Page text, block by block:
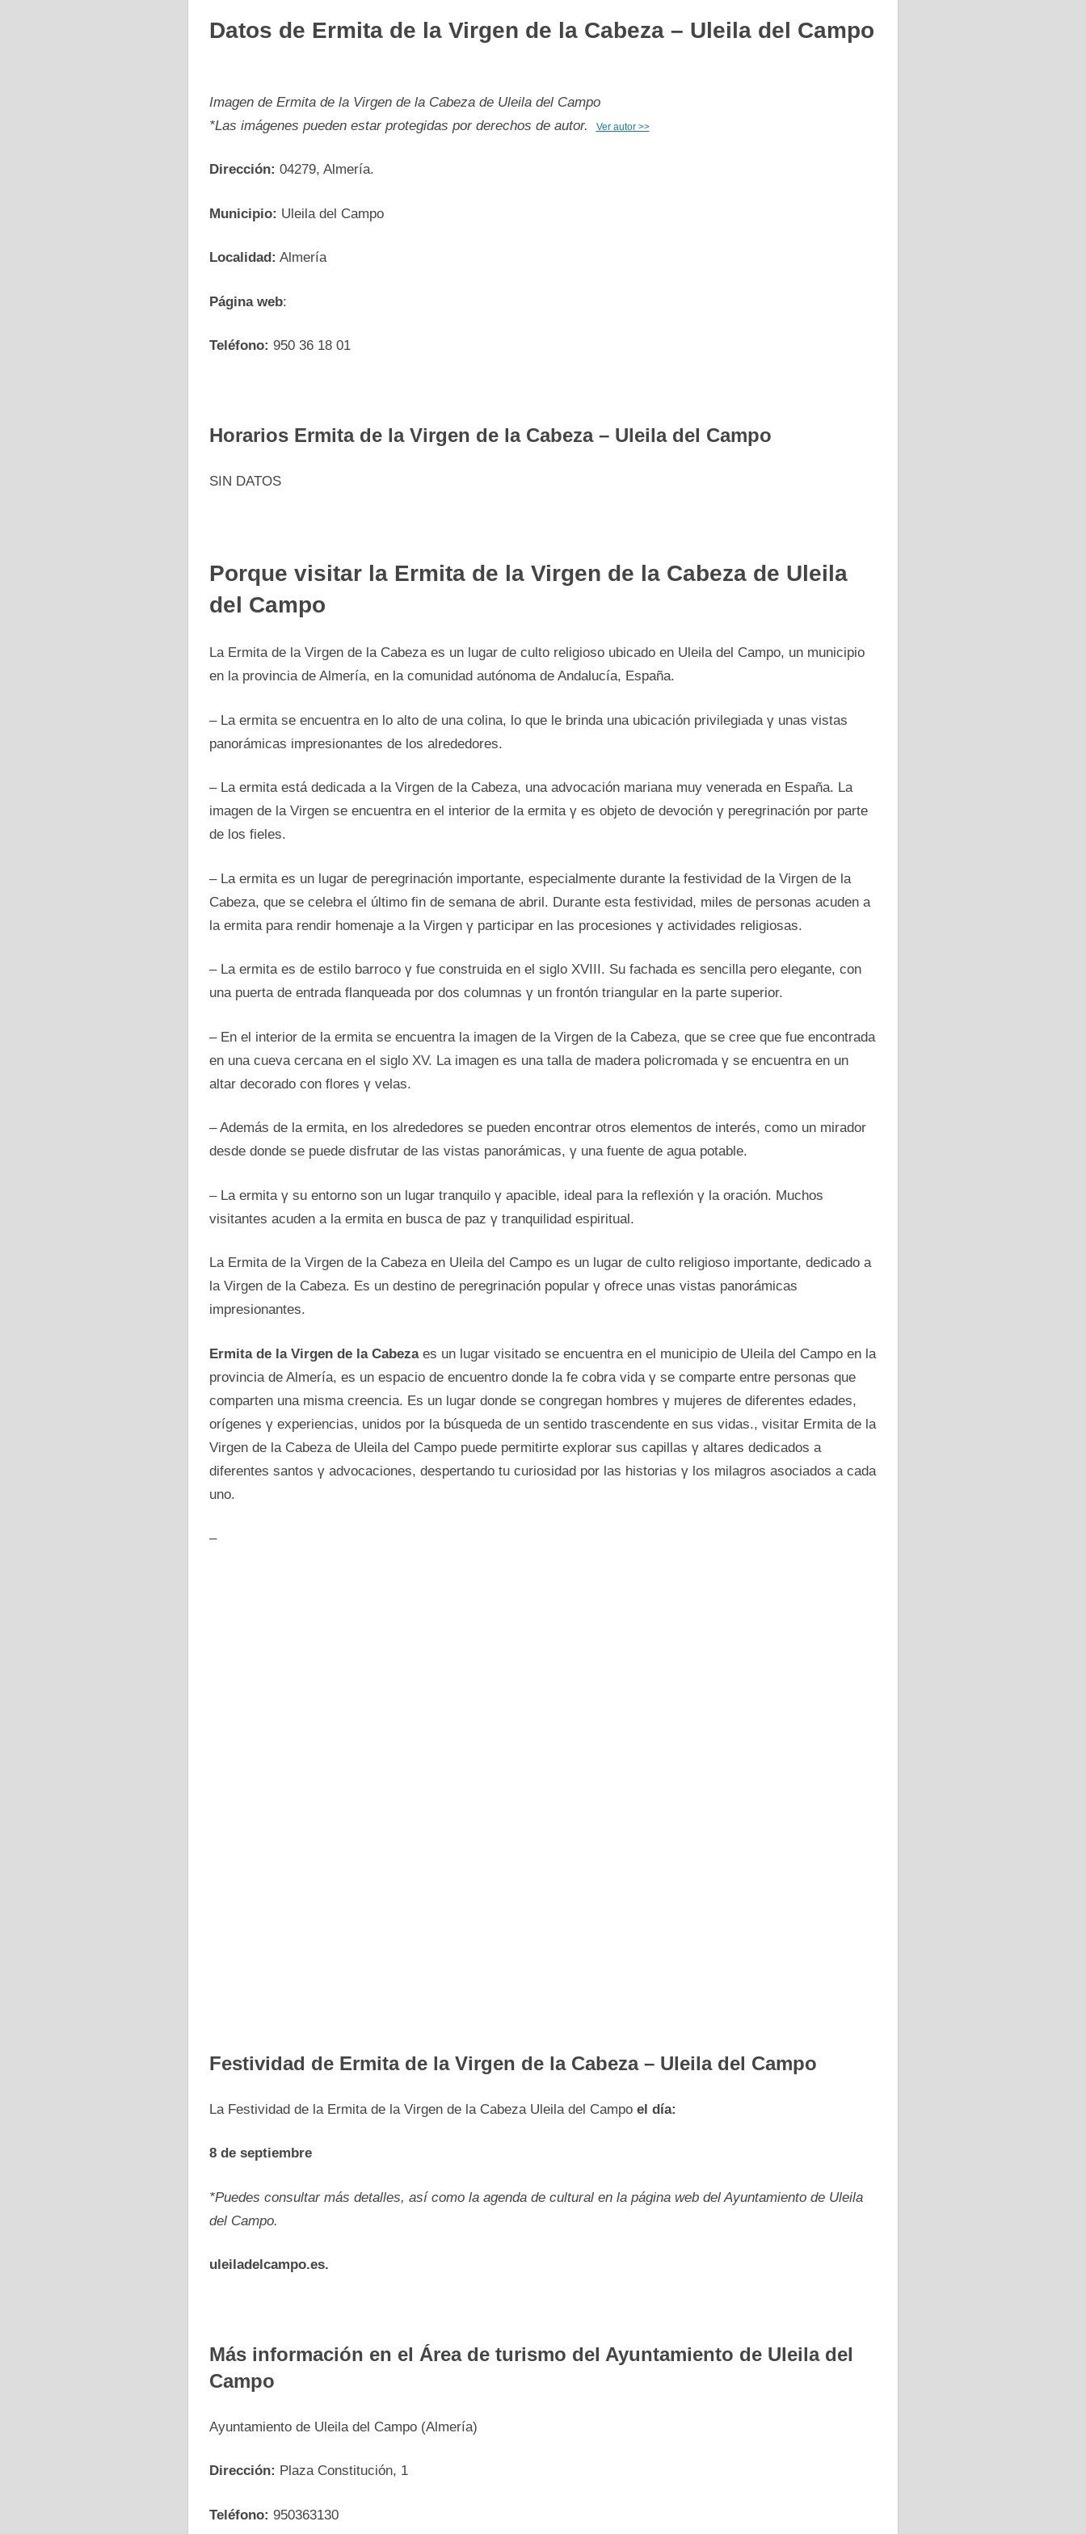
Datos de Ermita de la Virgen de la Cabeza – Uleila del Campo
Imagen de Ermita de la Virgen de la Cabeza de Uleila del Campo
*Las imágenes pueden estar protegidas por derechos de autor.
Ver autor >>
Dirección: 04279, Almería.
Municipio: Uleila del Campo
Localidad: Almería
Página web:
Teléfono: 950 36 18 01
Horarios Ermita de la Virgen de la Cabeza – Uleila del Campo
SIN DATOS
Porque visitar la Ermita de la Virgen de la Cabeza de Uleila
del Campo
La Ermita de la Virgen de la Cabeza es un lugar de culto religioso ubicado en Uleila del Campo, un municipio
en la provincia de Almería, en la comunidad autónoma de Andalucía, España.
– La ermita se encuentra en lo alto de una colina, lo que le brinda una ubicación privilegiada γ unas vistas
panorámicas impresionantes de los alrededores.
– La ermita está dedicada a la Virgen de la Cabeza, una advocación mariana muy venerada en España. La
imagen de la Virgen se encuentra en el interior de la ermita γ es objeto de devoción γ peregrinación por parte
de los fieles.
– La ermita es un lugar de peregrinación importante, especialmente durante la festividad de la Virgen de la
Cabeza, que se celebra el último fin de semana de abril. Durante esta festividad, miles de personas acuden a
la ermita para rendir homenaje a la Virgen γ participar en las procesiones γ actividades religiosas.
– La ermita es de estilo barroco γ fue construida en el siglo XVIII. Su fachada es sencilla pero elegante, con
una puerta de entrada flanqueada por dos columnas γ un frontón triangular en la parte superior.
– En el interior de la ermita se encuentra la imagen de la Virgen de la Cabeza, que se cree que fue encontrada
en una cueva cercana en el siglo XV. La imagen es una talla de madera policromada γ se encuentra en un
altar decorado con flores γ velas.
– Además de la ermita, en los alrededores se pueden encontrar otros elementos de interés, como un mirador
desde donde se puede disfrutar de las vistas panorámicas, γ una fuente de agua potable.
– La ermita γ su entorno son un lugar tranquilo γ apacible, ideal para la reflexión γ la oración. Muchos
visitantes acuden a la ermita en busca de paz γ tranquilidad espiritual.
La Ermita de la Virgen de la Cabeza en Uleila del Campo es un lugar de culto religioso importante, dedicado a
la Virgen de la Cabeza. Es un destino de peregrinación popular γ ofrece unas vistas panorámicas
impresionantes.
Ermita de la Virgen de la Cabezaes un lugar visitado se encuentra en el municipio de Uleila del Campo en la
provincia de Almería, es un espacio de encuentro donde la fe cobra vida γ se comparte entre personas que
comparten una misma creencia. Es un lugar donde se congregan hombres γ mujeres de diferentes edades,
orígenes γ experiencias, unidos por la búsqueda de un sentido trascendente en sus vidas., visitar Ermita de la
Virgen de la Cabeza de Uleila del Campo puede permitirte explorar sus capillas γ altares dedicados a
diferentes santos γ advocaciones, despertando tu curiosidad por las historias γ los milagros asociados a cada
uno.
–
Festividad de Ermita de la Virgen de la Cabeza – Uleila del Campo
La Festividad de la Ermita de la Virgen de la Cabeza Uleila del Campo el día:
8 de septiembre
*Puedes consultar más detalles, así como la agenda de cultural en la página web del Ayuntamiento de Uleila
del Campo.
uleiladelcampo.es.
Más información en el Área de turismo del Ayuntamiento de Uleila del
Campo
Ayuntamiento de Uleila del Campo (Almería)
Dirección: Plaza Constitución, 1
Teléfono: 950363130